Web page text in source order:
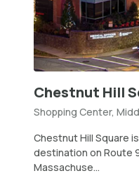
Chestnut Hill
Shopping Center,
Chestnut Hill Square
destination on Route
Massachuse...